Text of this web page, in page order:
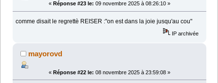
« Réponse #23 le: 09 novembre 2025 à 08:26:10 »
comme disait le regrettè REISER :"on est dans la joie jusqu'au cou"
IP archivée
mayorovd
« Réponse #22 le: 08 novembre 2025 à 23:59:08 »